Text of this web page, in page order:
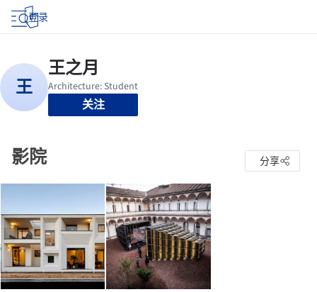
登录
关注
影院 分享